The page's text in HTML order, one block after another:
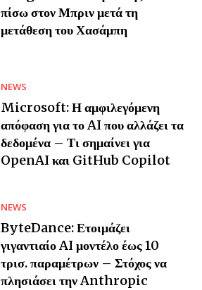
πίσω στον Μπριν μετά τη
μετάθεση του Χασάμπη
NEWS
Microsoft: Η αμφιλεγόμενη
απόφαση για το AI που αλλάζει τα
δεδομένα – Τι σημαίνει για
OpenAI και GitHub Copilot
NEWS
ByteDance: Ετοιμάζει
γιγαντιαίο AI μοντέλο έως 10
τρισ. παραμέτρων – Στόχος να
πλησιάσει την Anthropic